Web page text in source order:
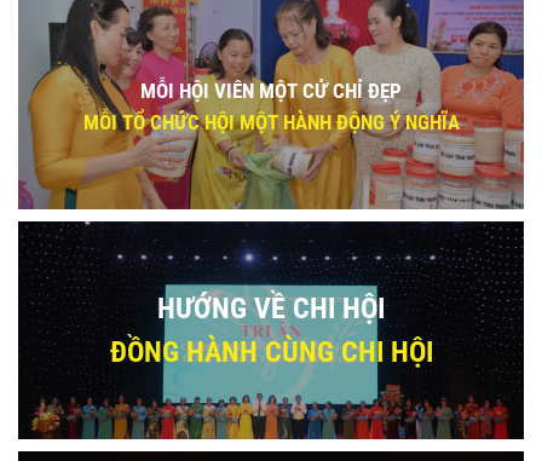
MỖI HỘI VIÊN MỘT CỬ CHỈ ĐẸP
MỖI TỔ CHỨC HỘI MỘT HÀNH ĐỘNG Ý NGHĨA
HƯỚNG VỀ CHI HỘI
ĐỒNG HÀNH CÙNG CHI HỘI